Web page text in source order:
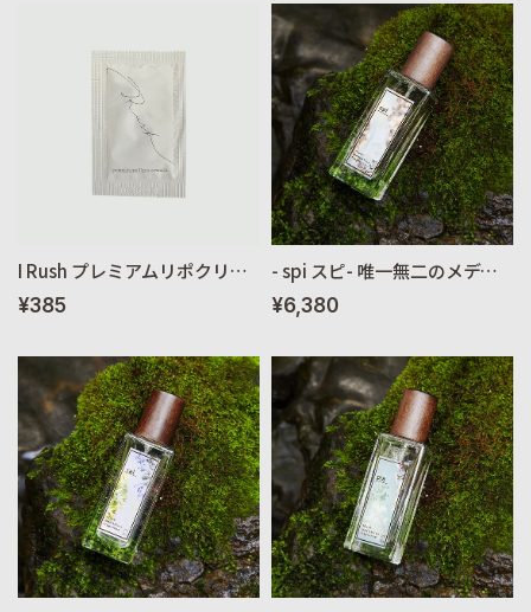
I Rush プレミアムリポクリーム 【トライアルサイズ 1g】 約2回分
¥385
- spi スピ- 唯一無二のメディテーション フレグランス 30ml
¥6,380